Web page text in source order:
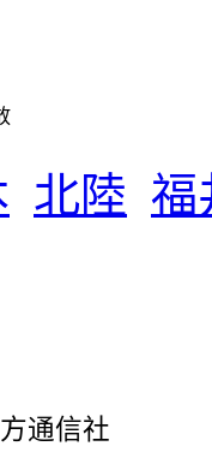
北陸 福
通信社